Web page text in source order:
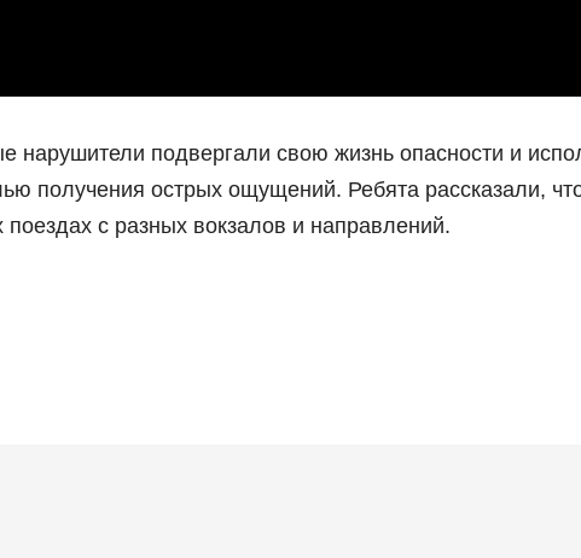
нарушители подвергали свою жизнь опасности и
получения острых ощущений. Ребята рассказали,
поездах с разных вокзалов и направлений.